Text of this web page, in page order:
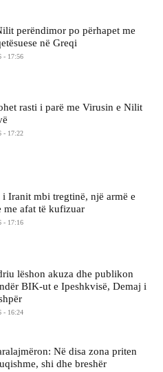
perëndimor po përhapet me
në Greqi
- 17:56
rasti i parë me Virusin e Nilit
- 17:22
Iranit mbi tregtinë, një armë e
me afat të kufizuar
- 17:16
lëshon akuza dhe publikon
BIK-ut e Ipeshkvisë, Demaj i
- 16:24
Në disa zona priten
shi dhe breshër